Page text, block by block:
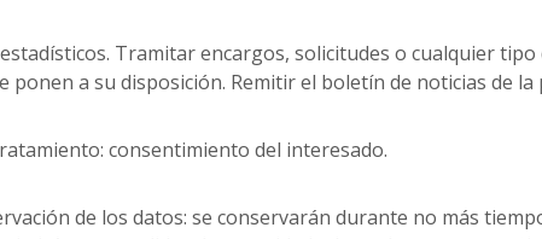
Tramitar encargos, solicitudes o cualquier
ponen a su disposición. Remitir el boletín de noticias de la
consentimiento del interesado.
de los datos: se conservarán durante no más